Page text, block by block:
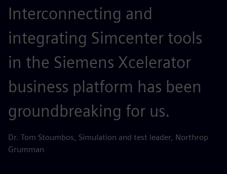
Interconnecting and
integrating Simcenter tools
in the Siemens Xcelerator
business platform has been
groundbreaking for us.
Dr. Tom Stoumbos, Simulation and test leader, Northrop
Grumman